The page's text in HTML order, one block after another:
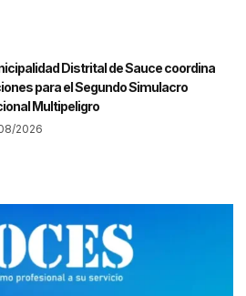
Distrital de Sauce coordina
para el Segundo Simulacro
Multipeligro
2026